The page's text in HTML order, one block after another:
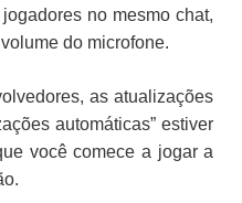
no mesmo chat,
do microfone.
as atualizações
automáticas” estiver
você comece a jogar a